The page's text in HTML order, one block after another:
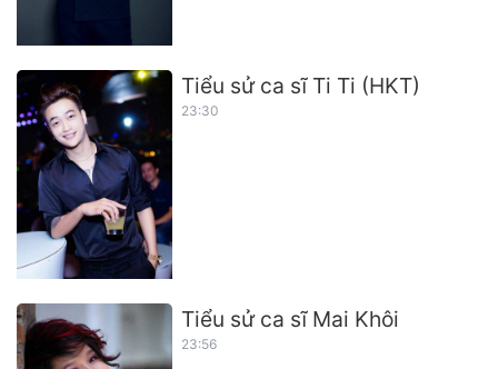
Tiểu sử ca sĩ Ti Ti (HKT)
23:30
Tiểu sử ca sĩ Mai Khôi
23:56